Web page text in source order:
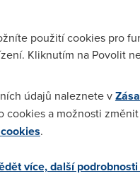
Basic 192 pouhých
rychlost se 192/128
jedno co si jak vysvetlujes
900m od hlavniho
silu najdes v kabelu
použití cookies pro
Kliknutím na Povolit
údajů naleznete v
cookies a možnosti
.
více, další